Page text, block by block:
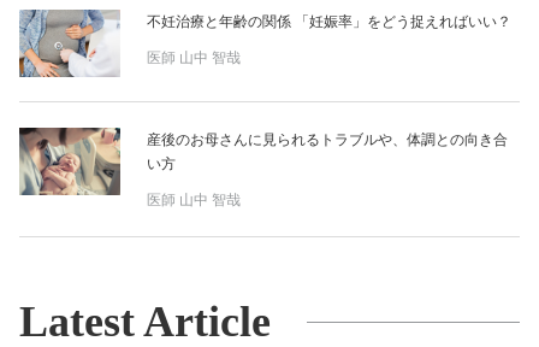
不妊治療と年齢の関係 「妊娠率」をどう捉えればいい？
医師 山中 智哉
産後のお母さんに見られるトラブルや、体調との向き合
い方
医師 山中 智哉
Latest Article